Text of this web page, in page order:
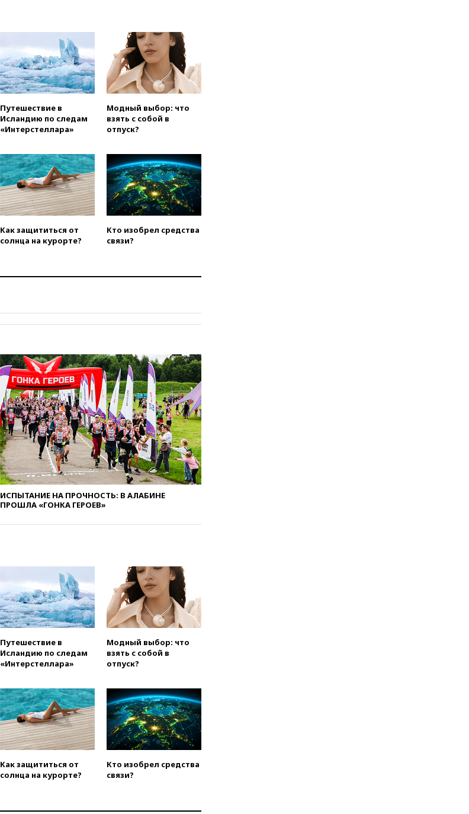
Российский
режиссер Кирилл Соколов
снимет триллер для Netflix
вчера, 22:20Турция призвала
к мораторию на удары по
вчера, 21:43 Экс-
председатель Верховного
президентом республики
вчера, 20:58Финляндия
введет экзамен для
претендентов на получение
гражданства
вчера, 20:12 Минобороны
Болгарии: упавший в стране
вчера, 19:29ОАЭ обвинили
вчера, 18:56«Газпром»: объем
антирекорда
вчера, 18:25ТАСС: Уиткофф и
Кушнер могут вскоре посетить
Москву и Киев
вчера, 17:43«Тиса» выдвинула
экс-председателя Верховного
суда на пост президента
Венгрии
вчера, 16:50Politico: «Газовая
авантюра Германии ставит под
вчера, 16:16
мирный житель
вчера, 14:54В Аргентине умер
отец футболиста Лионеля
Месси
вчера, 14:43Турция
ограничила судоходство в
Черном море
вчера, 14:20 Генпрокурором
вчера, 13:37Пляжи
Геленджика закрыты из-за
опасности БПЛА
вчера, 13:03 Испания ввела
погранконтроль для
вчера, 12:27 Возгорание на
Путешествие в
Исландию по следам
«Интерстеллара»
Модный выбор: что
взять с собой в
отпуск?
Как защититься от
солнца на курорте?
Кто изобрел средства
связи?
ИСПЫТАНИЕ НА ПРОЧНОСТЬ: В АЛАБИНЕ
ПРОШЛА «ГОНКА ГЕРОЕВ»
Путешествие в
Исландию по следам
«Интерстеллара»
Модный выбор: что
взять с собой в
отпуск?
Как защититься от
солнца на курорте?
Кто изобрел средства
связи?